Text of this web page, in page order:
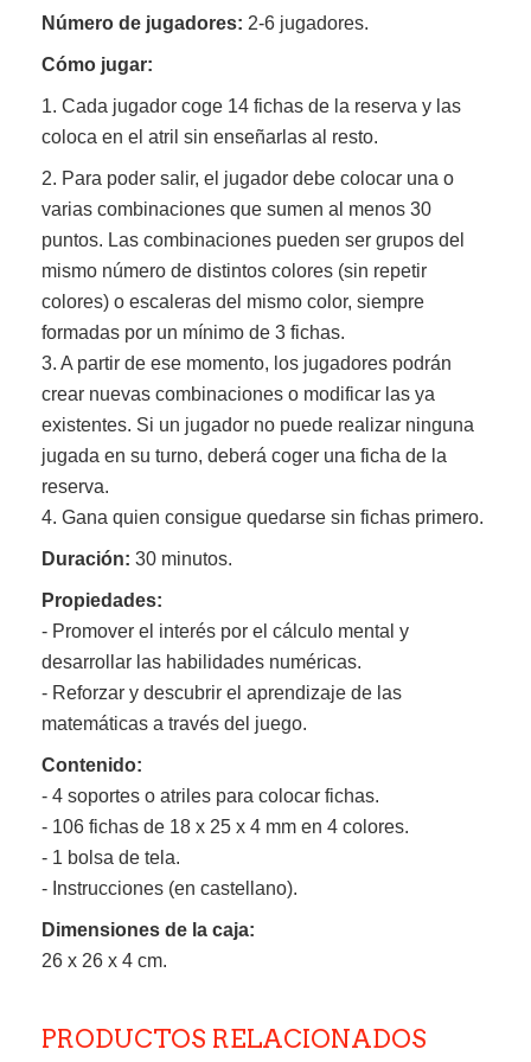
Número de jugadores: 2-6 jugadores.
Cómo jugar:
1. Cada jugador coge 14 fichas de la reserva y las
coloca en el atril sin enseñarlas al resto.
2. Para poder salir, el jugador debe colocar una o
varias combinaciones que sumen al menos 30
puntos. Las combinaciones pueden ser grupos del
mismo número de distintos colores (sin repetir
colores) o escaleras del mismo color, siempre
formadas por un mínimo de 3 fichas.
3. A partir de ese momento, los jugadores podrán
crear nuevas combinaciones o modificar las ya
existentes. Si un jugador no puede realizar ninguna
jugada en su turno, deberá coger una ficha de la
reserva.
4. Gana quien consigue quedarse sin fichas primero.
Duración: 30 minutos.
Propiedades:
- Promover el interés por el cálculo mental y
desarrollar las habilidades numéricas.
- Reforzar y descubrir el aprendizaje de las
matemáticas a través del juego.
Contenido:
- 4 soportes o atriles para colocar fichas.
- 106 fichas de 18 x 25 x 4 mm en 4 colores.
- 1 bolsa de tela.
- Instrucciones (en castellano).
Dimensiones de la caja:
26 x 26 x 4 cm.
PRODUCTOS RELACIONADOS